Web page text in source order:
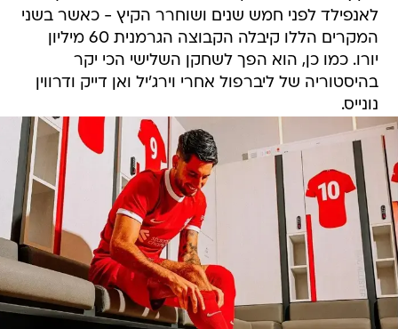
לאנפילד לפני חמש שנים ושוחרר הקיץ - כאשר בשני
המקרים הללו קיבלה הקבוצה הגרמנית 60 מיליון
יורו. כמו כן, הוא הפך לשחקן השלישי הכי יקר
בהיסטוריה של ליברפול אחרי וירג'יל ואן דייק ודרווין
נונייס.